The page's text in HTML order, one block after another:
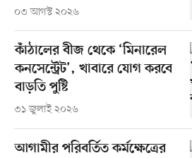
০৩ আগস্ট ২০২৬
কাঁঠালের বীজ থেকে ‘মিনারেল
কনসেন্ট্রেট’, খাবারে যোগ করবে
বাড়তি পুষ্টি
৩১ জুলাই ২০২৬
আগামীর পরিবর্তিত কর্মক্ষেত্রের